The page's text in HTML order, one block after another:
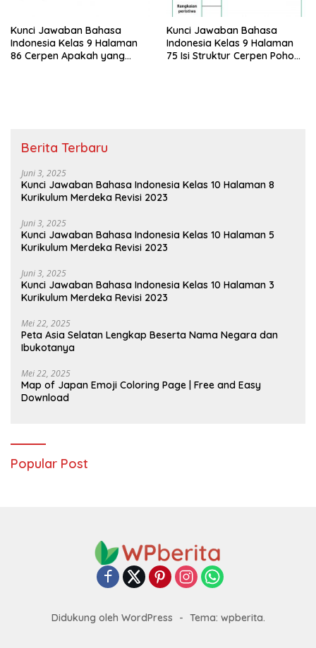
Kunci Jawaban Bahasa
Indonesia Kelas 9 Halaman
86 Cerpen Apakah yang
Kunci Jawaban Bahasa
Indonesia Kelas 9 Halaman
75 Isi Struktur Cerpen Pohon
Berita Terbaru
Juni 3, 2025
Kunci Jawaban Bahasa Indonesia Kelas 10 Halaman 8
Kurikulum Merdeka Revisi 2023
Juni 3, 2025
Kunci Jawaban Bahasa Indonesia Kelas 10 Halaman 5
Kurikulum Merdeka Revisi 2023
Juni 3, 2025
Kunci Jawaban Bahasa Indonesia Kelas 10 Halaman 3
Kurikulum Merdeka Revisi 2023
Mei 22, 2025
Peta Asia Selatan Lengkap Beserta Nama Negara dan
Ibukotanya
Mei 22, 2025
Map of Japan Emoji Coloring Page | Free and Easy
Download
Popular Post
Didukung oleh WordPress - Tema: wpberita.